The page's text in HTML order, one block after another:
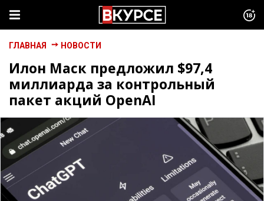
ГЛАВНАЯ НОВОСТИ
Илон Маск предложил $97,4
миллиарда за контрольный
пакет акций OpenAI